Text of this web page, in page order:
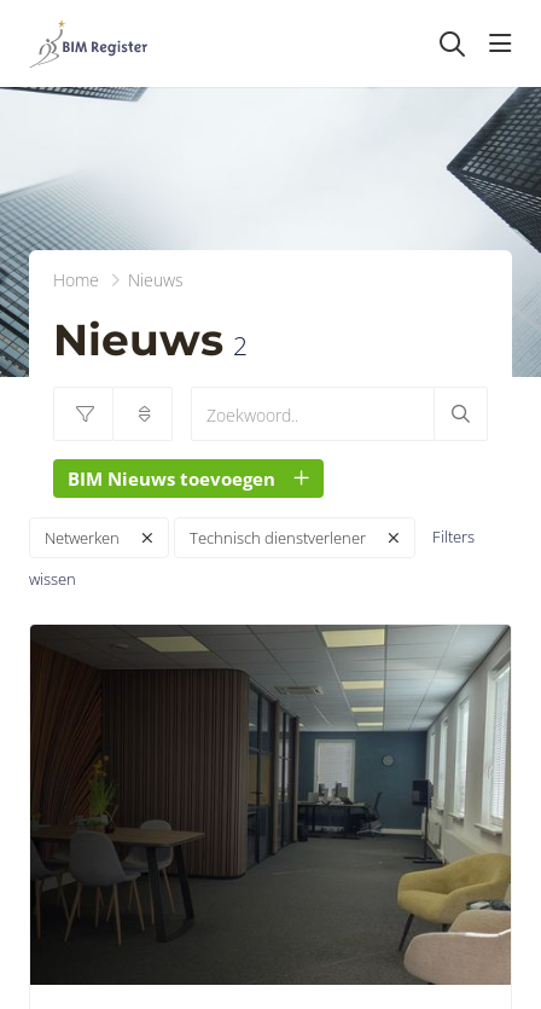
Home Nieuws
Nieuws 2
BIM Nieuws toevoegen
Netwerken Technisch dienstverlener
Filters
wissen